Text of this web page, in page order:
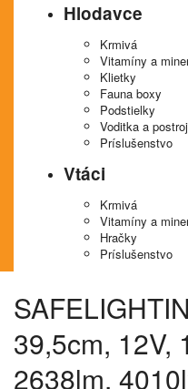
Hlodavce
Krmivá
Vitamíny a
Klietky
Fauna boxy
Podstielky
Voditka a
Príslušenstvo
Vtáci
Krmivá
Vitamíny a
Hračky
Príslušenstvo
39,5cm, 12V,
2638lm,